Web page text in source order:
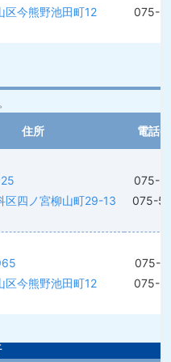
区今熊野池田町12
075-
住所 電話
区四ノ宮柳山町29-13
075-
075-
区今熊野池田町12
075-
075-